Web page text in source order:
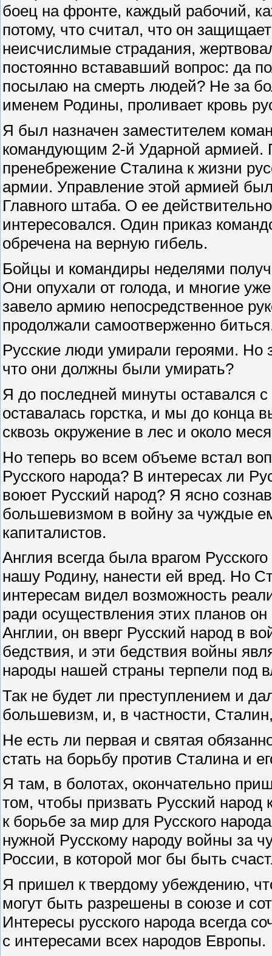
боец на фронте, каждый рабочий,
потому, что считал, что он
неисчислимые страдания,
постоянно встававший вопрос: да
посылаю на смерть людей? Не за
именем Родины, проливает кровь
Я был назначен заместителем
командующим 2-й Ударной армией.
пренебрежение Сталина к жизни
армии. Управление этой армией
Главного штаба. О ее
интересовался. Один приказ
обречена на верную гибель.
Бойцы и командиры неделями
Они опухали от голода, и многие
завело армию непосредственное
продолжали самоотверженно
Русские люди умирали героями. Но
что они должны были умирать?
Я до последней минуты оставался
оставалась горстка, и мы до конца
сквозь окружение в лес и около
Но теперь во всем объеме встал
Русского народа? В интересах ли
воюет Русский народ? Я ясно
большевизмом в войну за чуждые
капиталистов.
Англия всегда была врагом
нашу Родину, нанести ей вред. Но
интересам видел возможность
ради осуществления этих планов
Англии, он вверг Русский народ в
бедствия, и эти бедствия войны
народы нашей страны терпели под
Так не будет ли преступлением и
большевизм, и, в частности,
Не есть ли первая и святая
стать на борьбу против Сталина и
Я там, в болотах, окончательно
том, чтобы призвать Русский
к борьбе за мир для Русского
нужной Русскому народу войны за
России, в которой мог бы быть
Я пришел к твердому убеждению,
могут быть разрешены в союзе и
Интересы русского народа всегда
с интересами всех народов Европы.